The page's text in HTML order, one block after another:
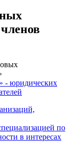
- юридических
по
в интересах